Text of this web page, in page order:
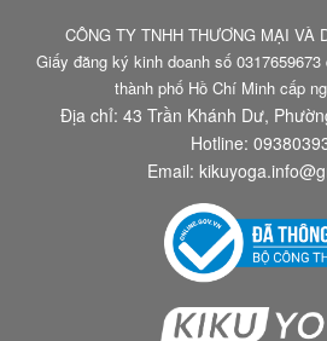
CÔNG TY TNHH THƯƠNG MẠI VÀ
Giấy đăng ký kinh doanh số
thành phố Hồ Chí Minh cấp
Địa chỉ: 43 Trần Khánh Dư,
Hotline:
Email: